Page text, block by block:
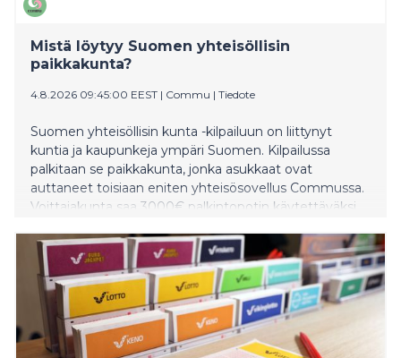
Mistä löytyy Suomen yhteisöllisin
paikkakunta?
4.8.2026 09:45:00 EEST | Commu | Tiedote
Suomen yhteisöllisin kunta -kilpailuun on liittynyt
kuntia ja kaupunkeja ympäri Suomen. Kilpailussa
palkitaan se paikkakunta, jonka asukkaat ovat
auttaneet toisiaan eniten yhteisösovellus Commussa.
Voittajakunta saa 3000€ palkintopotin käytettäväksi
yksinkertainen ajatus: yhteisöllisyys on yhteinen
vastuu, joka rakentuu arjen pienistä teoista.